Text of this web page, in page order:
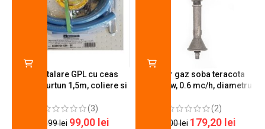
Kit instalare GPL cu ceas
butelie, furtun 1,5m, coliere si
(3)
120,99lei 99,00 lei
Arzator gaz soba teracota
A600, 6 kw, 0.6 mc/h, diametru
(2)
200,00lei 179,20 lei